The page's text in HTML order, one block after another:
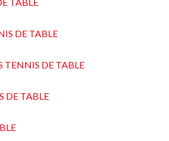
DE TABLE
TENNIS DE TABLE
DE TABLE